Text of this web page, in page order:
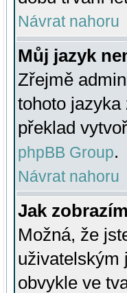
Návrat nahoru
Můj jazyk
Zřejmě
tohoto
překlad
phpBB Group.
Návrat nahoru
Jak
Možná, že
uživatelským
obvykle ve